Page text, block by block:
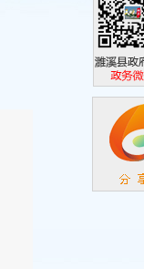
濉溪县政
政务微信